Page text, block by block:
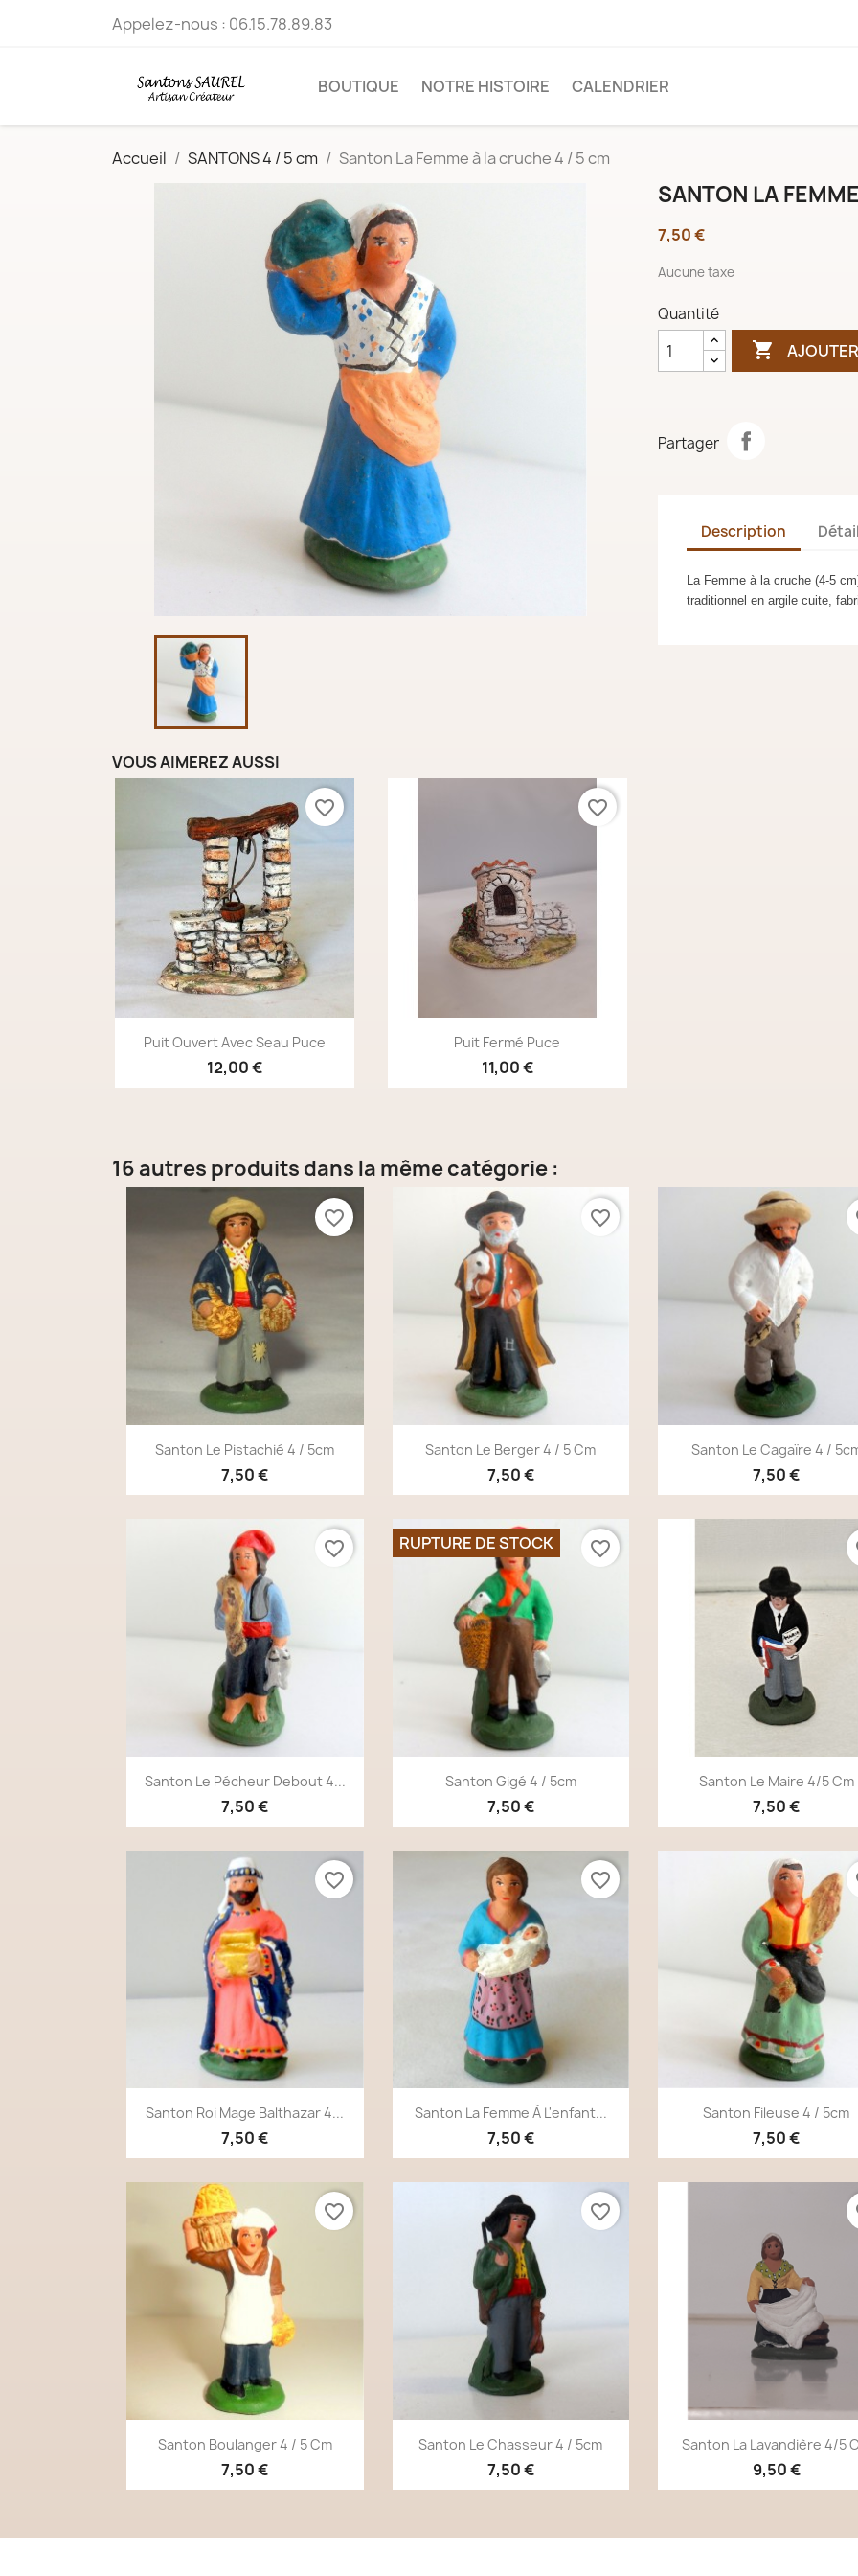
Appelez-nous : 06.15.78.89.83
BOUTIQUE NOTRE HISTOIRE CALENDRIER
Accueil SANTONS 4 / 5 cm Santon La Femme à la cruche 4 / 5 cm
SANTON LA
7,50 €
Aucune taxe
Quantité

Partager
Description
La Femme à la cruche (4-5
traditionnel en argile cuite,
VOUS AIMEREZ AUSSI
Aperçu rapide
Puit Ouvert Avec Seau Puce
12,00 €
favorite_border
Aperçu rapide
Puit Fermé Puce
11,00 €
favorite_border
16 autres produits dans la même catégorie :
 Aperçu rapide
Santon Le Pistachié 4 / 5cm
7,50 €
favorite_border
Aperçu rapide
Santon Le Berger 4 / 5 Cm
7,50 €
favorite_border
Aperçu rapide
Santon Le Cagaïre 4 /
7,50 €
Aperçu rapide
Santon Le Pécheur Debout 4...
7,50 €
favorite_border
Aperçu rapide
Santon Gigé 4 / 5cm
7,50 €
RUPTURE DE STOCK favorite_border
Aperçu rapide
Santon Le Maire 4/5 Cm
7,50 €
Aperçu rapide
Santon Roi Mage Balthazar 4...
7,50 €
favorite_border
Aperçu rapide
Santon La Femme À L'enfant...
7,50 €
favorite_border
Aperçu rapide
Santon Fileuse 4 / 5cm
7,50 €
Aperçu rapide
Santon Boulanger 4 / 5 Cm
7,50 €
favorite_border
 Aperçu rapide
Santon Le Chasseur 4 / 5cm
7,50 €
favorite_border
Aperçu rapide
Santon La Lavandière 4/5
9,50 €